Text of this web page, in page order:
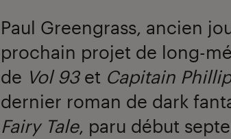
Paul Greengrass, ancien
prochain projet de long-
de Vol 93et Capitain
dernier roman de dark
Fairy Tale, paru début